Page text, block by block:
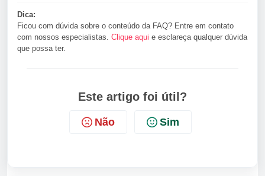
Dica:
Ficou com dúvida sobre o conteúdo da FAQ? Entre em contato
com nossos especialistas. Clique aqui e esclareça qualquer dúvida
que possa ter.
Este artigo foi útil?
Não Sim